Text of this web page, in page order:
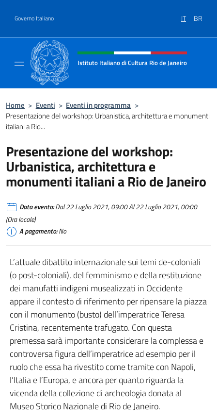
Governo Italiano IT BR
Intestazione sito, social e menù
Istituto Italiano di Cultura Rio de Janeiro
Home > Eventi > Eventi in programma >
Presentazione del workshop: Urbanistica, architettura e monumenti
italiani a Rio...
Presentazione del workshop:
Urbanistica, architettura e
monumenti italiani a Rio de Janeiro
Data evento:Dal 22 Luglio 2021, 09:00 Al 22 Luglio 2021, 00:00
(Ora locale)
A pagamento:No
L’attuale dibattito internazionale sui temi de-coloniali
(o post-coloniali), del femminismo e della restituzione
dei manufatti indigeni musealizzati in Occidente
appare il contesto di riferimento per ripensare la piazza
con il monumento (busto) dell’imperatrice Teresa
Cristina, recentemente trafugato. Con questa
premessa sarà importante considerare la complessa e
controversa figura dell’imperatrice ad esempio per il
ruolo che essa ha rivestito come tramite con Napoli,
l’Italia e l’Europa, e ancora per quanto riguarda la
vicenda della collezione di archeologia donata al
Museo Storico Nazionale di Rio de Janeiro.